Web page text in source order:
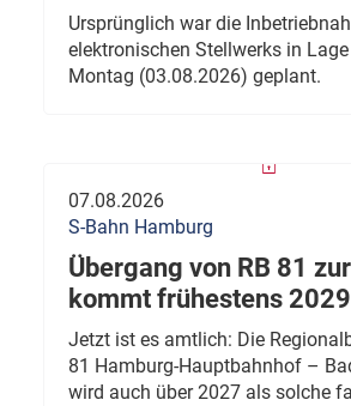
Ursprünglich war die
elektronischen Stellwerks in
Montag (03.08.2026) geplant.
07.08.2026
S-Bahn Hamburg
Übergang von RB 81
kommt frühestens 2029
Jetzt ist es amtlich: Die
81 Hamburg-Hauptbahnhof –
wird auch über 2027 als solche